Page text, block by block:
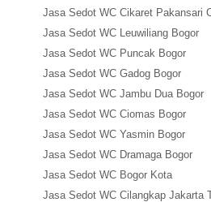
Jasa Sedot WC Cikaret Pakansari
Jasa Sedot WC Leuwiliang Bogor
Jasa Sedot WC Puncak Bogor
Jasa Sedot WC Gadog Bogor
Jasa Sedot WC Jambu Dua Bogor
Jasa Sedot WC Ciomas Bogor
Jasa Sedot WC Yasmin Bogor
Jasa Sedot WC Dramaga Bogor
Jasa Sedot WC Bogor Kota
Jasa Sedot WC Cilangkap Jakarta